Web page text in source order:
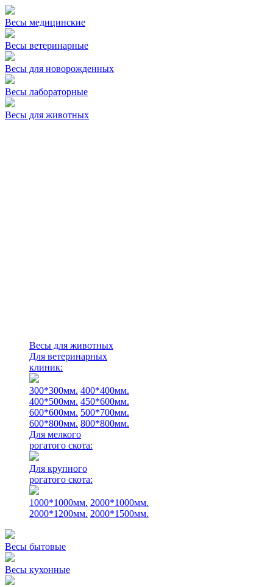
Весы медицинские
Весы ветеринарные
Весы для новорожденных
Весы лабораторные
Весы для животных
Весы для животных
Для ветеринарных
клиник:
300*300мм. 400*400мм.
400*500мм. 450*600мм.
600*600мм. 500*700мм.
600*800мм. 800*800мм.
Для мелкого
рогатого скота:
Для крупного
рогатого скота:
1000*1000мм. 2000*1000мм.
2000*1200мм. 2000*1500мм.
Весы бытовые
Весы кухонные